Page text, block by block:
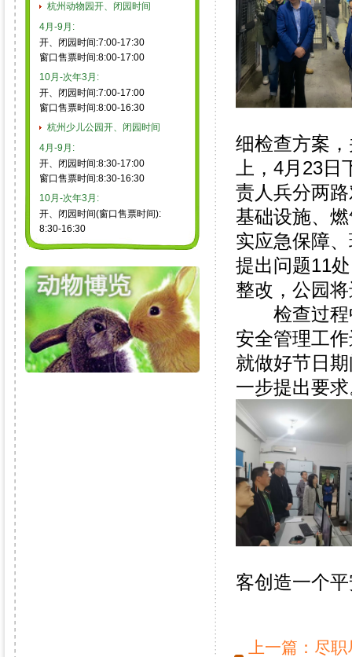
杭州动物园开、闭园时间
4月-9月:
开、闭园时间:7:00-17:30
窗口售票时间:8:00-17:00
10月-次年3月:
开、闭园时间:7:00-17:00
窗口售票时间:8:00-16:30
杭州少儿公园开、闭园时间
4月-9月:
开、闭园时间:8:30-17:00
窗口售票时间:8:30-16:30
10月-次年3月:
开、闭园时间(窗口售票时间):
8:30-16:30
细检查方案
上，4月23
责人兵分两
基础设施、
实应急保障
提出问题11
整改，公园
检查过程中
安全管理工
就做好节日
一步提出要
客创造一个
上一篇： 尽职